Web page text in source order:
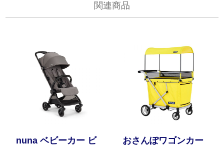
関連商品
nuna ベビーカー ビ
おさんぽワゴンカー